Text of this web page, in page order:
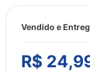
Vendido e
R$ 24,
10 º